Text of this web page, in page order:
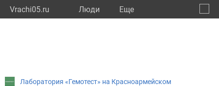
Vrachi05.ru Люди Eще
Лаборатория «Гемотест» на Красноармейском